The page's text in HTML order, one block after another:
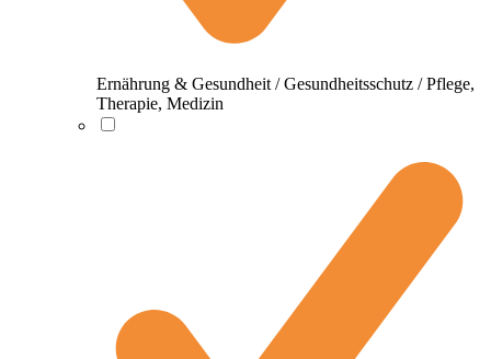
Ernährung & Gesundheit / Gesundheitsschutz / Pflege,
Therapie, Medizin